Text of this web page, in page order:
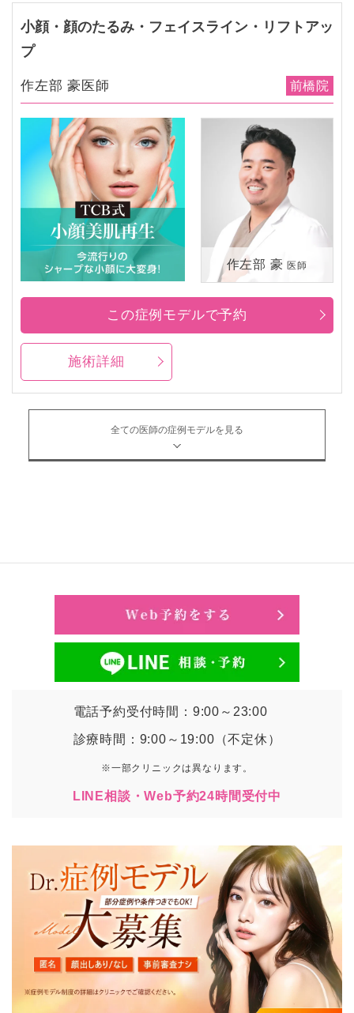
小顔・顔のたるみ・フェイスライン・リフトアッ
プ
作左部 豪医師 前橋院
作左部 豪 医師
施術詳細
この症例モデルで予約
全ての医師の症例モデルを見る
電話予約受付時間：9:00～23:00
診療時間：9:00～19:00（不定休）
※一部クリニックは異なります。
LINE相談・Web予約24時間受付中